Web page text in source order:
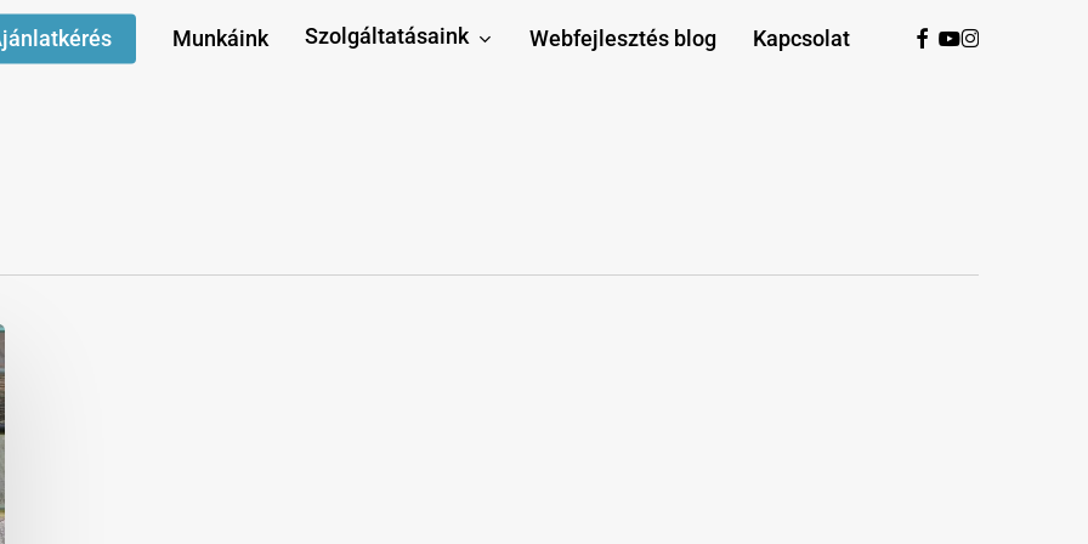
Munkáink Szolgáltatásaink Webfejlesztés blog Kapcsolat facebook
youtube
instagram